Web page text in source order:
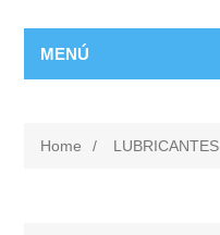
MENÚ
Home / LUBRICANTES